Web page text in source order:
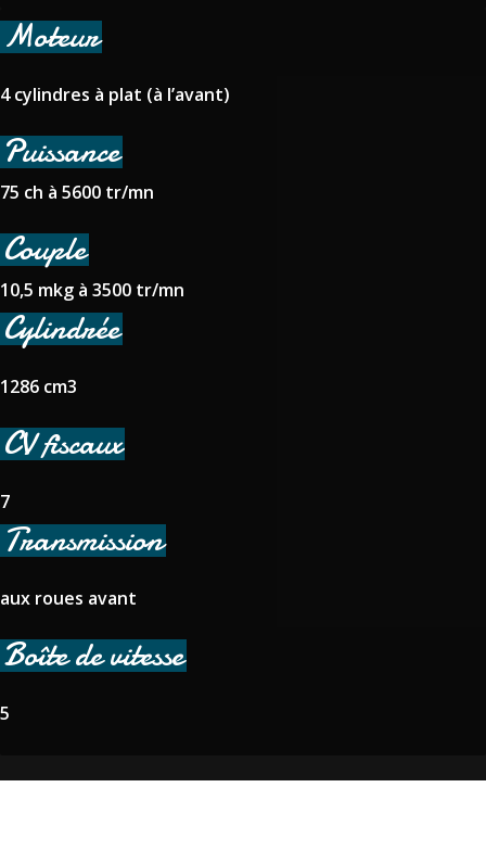
Moteur
4 cylindres à plat (à l’avant)
Puissance
75 ch à 5600 tr/mn
Couple
10,5 mkg à 3500 tr/mn
Cylindrée
1286 cm3
CV fiscaux
7
Transmission
aux roues avant
Boîte de vitesse
5